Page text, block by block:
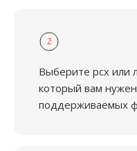
2
Выберите pcx или
который вам
поддерживаемых